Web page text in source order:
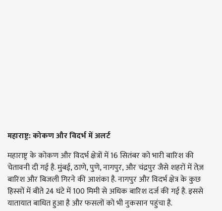
महाराष्ट्र: कोकण और विदर्भ में अलर्ट
महाराष्ट्र के कोकण और विदर्भ क्षेत्रों में 16 सितंबर को भारी बारिश की
चेतावनी दी गई है. मुंबई, ठाणे, पुणे, नागपुर, और चंद्रपुर जैसे शहरों में तेज़
बारिश और बिजली गिरने की आशंका है. नागपुर और विदर्भ क्षेत्र के कुछ
हिस्सों में बीते 24 घंटे में 100 मिमी से अधिक बारिश दर्ज की गई है. इससे
यातायात बाधित हुआ है और फसलों को भी नुकसान पहुंचा है.